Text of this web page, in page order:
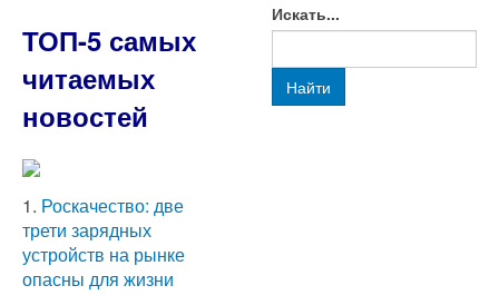
ТОП-5 самых
читаемых
новостей
1. Роскачество: две
трети зарядных
устройств на рынке
опасны для жизни
Искать...
Найти